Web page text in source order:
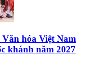
hóa Việt Nam
khánh năm 2027